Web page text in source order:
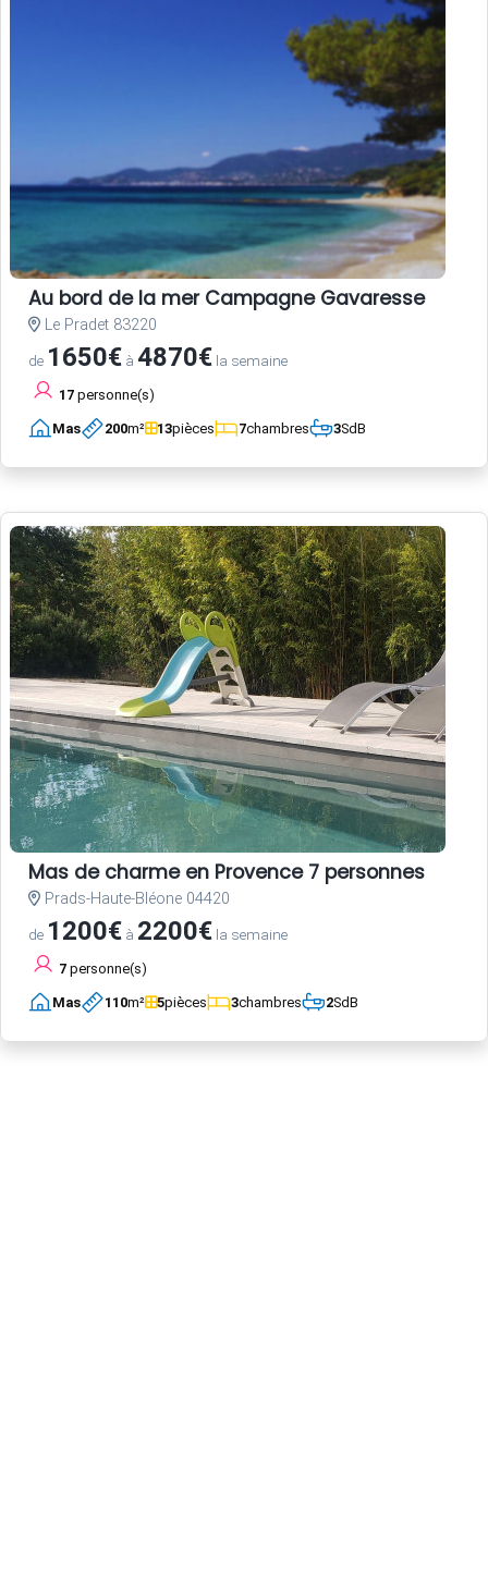
Au bord de la mer Campagne Gavaresse
Le Pradet 83220
de 1650€ à 4870€ la semaine
17 personne(s)
Mas 200m² 13pièces 7chambres 3SdB
Mas de charme en Provence 7 personnes
Prads-Haute-Bléone 04420
de 1200€ à 2200€ la semaine
7 personne(s)
Mas 110m² 5pièces 3chambres 2SdB